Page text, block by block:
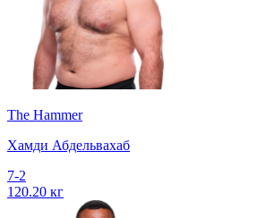
The Hammer
Хамди Абдельвахаб
7-2
120.20 кг